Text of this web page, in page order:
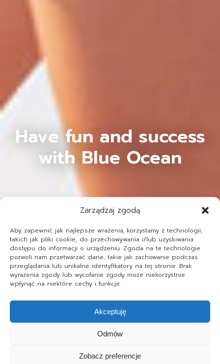
Zarządzaj zgodą
Aby zapewnić jak najlepsze wrażenia, korzystamy z technologii,
takich jak pliki cookie, do przechowywania i/lub uzyskiwania
dostępu do informacji o urządzeniu. Zgoda na te technologie
pozwoli nam przetwarzać dane, takie jak zachowanie podczas
przeglądania lub unikalne identyfikatory na tej stronie. Brak
wyrażenia zgody lub wycofanie zgody może niekorzystnie
wpłynąć na niektóre cechy i funkcje.
Akceptuję
Odmów
Zobacz preferencje
Have fun and success
with Blue Ocean